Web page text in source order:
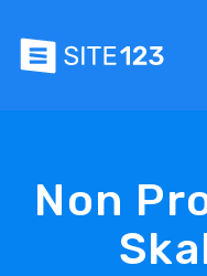
Non